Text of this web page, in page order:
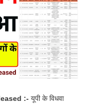
:- यूपी के विधवा